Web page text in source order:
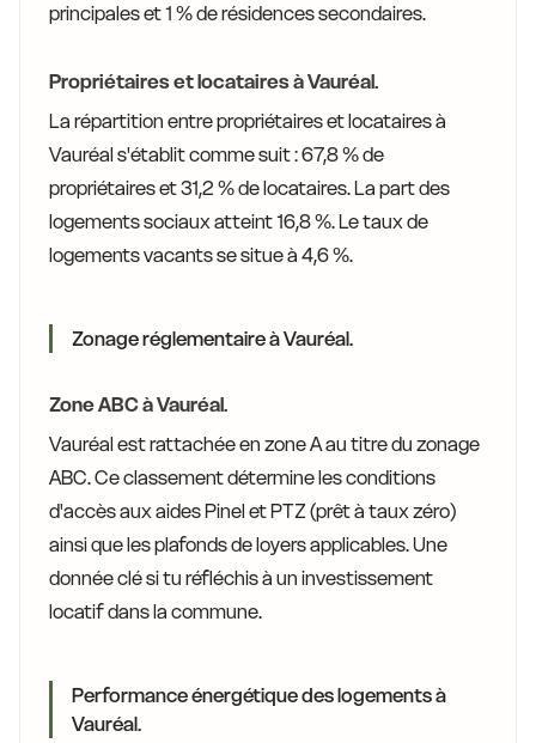
principales et 1 % de résidences secondaires.
Propriétaires et locataires à Vauréal.
La répartition entre propriétaires et locataires à
Vauréal s'établit comme suit : 67,8 % de
propriétaires et 31,2 % de locataires. La part des
logements sociaux atteint 16,8 %. Le taux de
logements vacants se situe à 4,6 %.
Zonage réglementaire à Vauréal.
Zone ABC à Vauréal.
Vauréal est rattachée en zone A au titre du zonage
ABC. Ce classement détermine les conditions
d'accès aux aides Pinel et PTZ (prêt à taux zéro)
ainsi que les plafonds de loyers applicables. Une
donnée clé si tu réfléchis à un investissement
locatif dans la commune.
Performance énergétique des logements à
Vauréal.